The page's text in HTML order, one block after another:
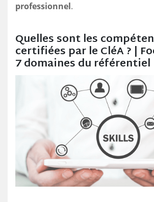
professionnel.
Quelles sont les
certifiées par le CléA ? |
7 domaines du référentiel